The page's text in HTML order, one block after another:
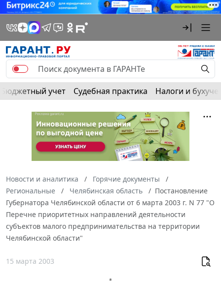
Бюджетный учет Судебная практика Налоги и
Новости и аналитика
Горячие документы
Региональные
Челябинская область
Постановление
Губернатора Челябинской области от 6 марта 2003 г. N 77 "О
Перечне приоритетных направлений деятельности
субъектов малого предпринимательства на территории
Челябинской области"
15 марта 2003